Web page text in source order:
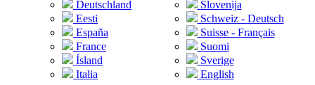
Deutschland
Eesti
España
France
Ísland
Italia
Slovenija
Schweiz - Deutsch
Suisse - Français
Suomi
Sverige
English